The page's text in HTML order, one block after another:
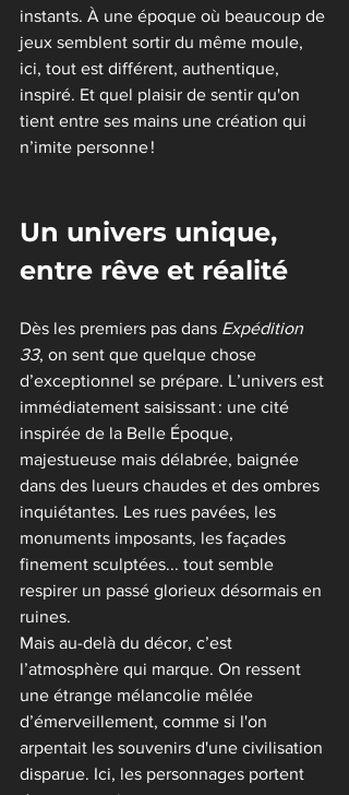
instants. À une époque où beaucoup de
jeux semblent sortir du même moule,
ici, tout est différent, authentique,
inspiré. Et quel plaisir de sentir qu'on
tient entre ses mains une création qui
n’imite personne !
Un univers unique,
entre rêve et réalité
Dès les premiers pas dans Expédition
33, on sent que quelque chose
d’exceptionnel se prépare. L’univers est
immédiatement saisissant : une cité
inspirée de la Belle Époque,
majestueuse mais délabrée, baignée
dans des lueurs chaudes et des ombres
inquiétantes. Les rues pavées, les
monuments imposants, les façades
finement sculptées... tout semble
respirer un passé glorieux désormais en
ruines.
Mais au-delà du décor, c’est
l’atmosphère qui marque. On ressent
une étrange mélancolie mêlée
d’émerveillement, comme si l'on
arpentait les souvenirs d'une civilisation
disparue. Ici, les personnages portent